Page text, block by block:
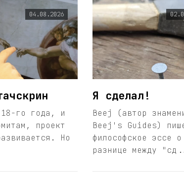
04.08.2026
го года, и
проект
Но
Я сделал!
Beej (автор
Beej's Guides)
философское эссе о
разнице между